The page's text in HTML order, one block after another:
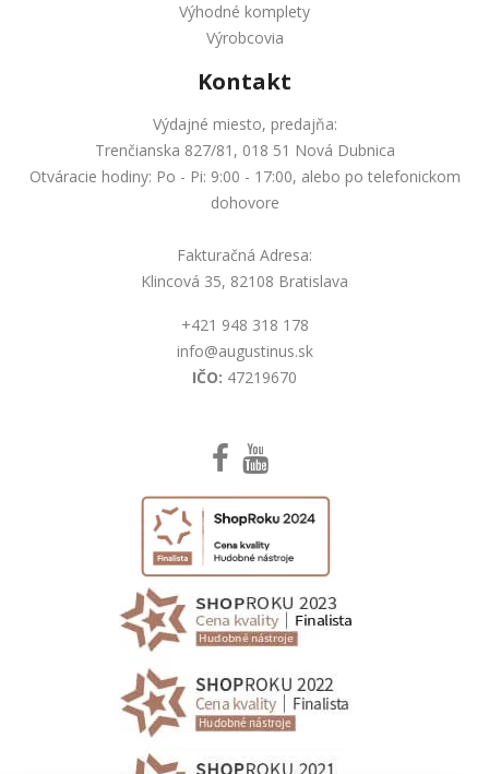
Výhodné komplety
Výrobcovia
Kontakt
Výdajné miesto, predajňa:
Trenčianska 827/81, 018 51 Nová Dubnica
Otváracie hodiny: Po - Pi: 9:00 - 17:00, alebo po telefonickom
dohovore
Fakturačná Adresa:
Klincová 35, 82108 Bratislava
+421 948 318 178
info@augustinus.sk
IČO: 47219670